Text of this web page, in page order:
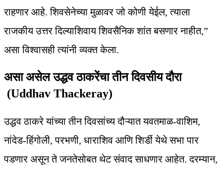
राहणार आहे. शिवसेनेच्या मुळावर जो कोणी येईल, त्याला
राजकीय उत्तर दिल्याशिवाय शिवसैनिक शांत बसणार नाहीत,”
असा विश्वासही त्यांनी व्यक्त केला.
असा असेल उद्धव ठाकरेंचा तीन दिवसीय दौरा
(Uddhav Thackeray)
उद्धव ठाकरे यांच्या तीन दिवसांच्य दौऱ्यात यवतमाळ-वाशिम,
नांदेड-हिंगोली, परभणी, धाराशिव आणि शिर्डी येथे सभा पार
पडणार असून ते जनतेसोबत थेट संवाद साधणार आहेत. दरम्यान,